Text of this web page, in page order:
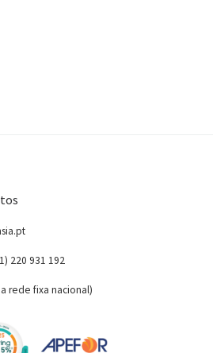
220 931 192
rede fixa nacional)